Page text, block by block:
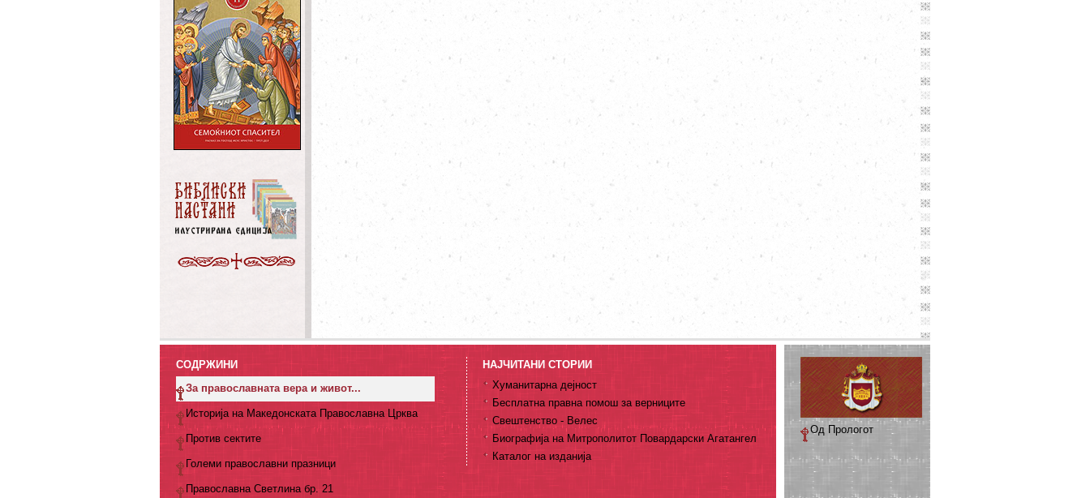
СОДРЖИНИ
За православната вера и живот...
Историја на Македонската Православна Црква
Против сектите
Големи православни празници
Православна Светлина бр. 21
НАЈЧИТАНИ СТОРИИ
Хуманитарна дејност
Бесплатна правна помош за верниците
Свештенство - Велес
Биографија на Митрополитот Повардарски Агатангел
Каталог на изданија
Од Прологот